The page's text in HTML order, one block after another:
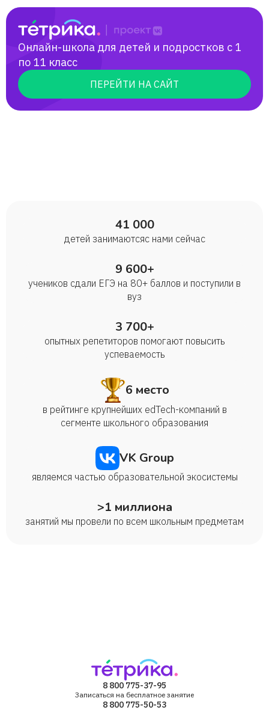
Онлайн-школа для детей и подростков с 1
по 11 класс
ПЕРЕЙТИ НА САЙТ
41 000
детей занимаются с нами сейчас
9 600+
учеников сдали ЕГЭ на 80+ баллов и поступили в
вуз
3 700+
опытных репетиторов помогают повысить
успеваемость
6 место
в рейтинге крупнейших edTech-компаний в
сегменте школьного образования
VK Group
являемся частью образовательной экосистемы
>1 миллиона
занятий мы провели по всем школьным предметам
8 800 775-37-95
Записаться на бесплатное занятие
8 800 775-50-53